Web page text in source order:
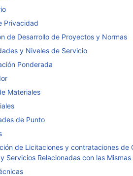
Privacidad
de Desarrollo de Proyectos y Normas
y Niveles de Servicio
Ponderada
Materiales
de Punto
de Licitaciones y contrataciones de
Servicios Relacionadas con las Mismas